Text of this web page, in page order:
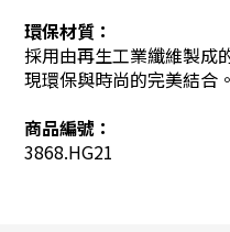
環保材質：
採用由再生工業纖維製成
現環保與時尚的完美結合。
商品編號：
3868.HG21